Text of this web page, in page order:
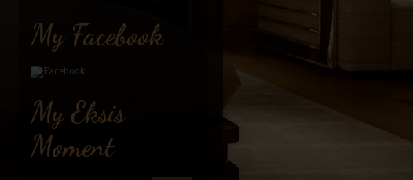
My Facebook
My Eksis
Moment